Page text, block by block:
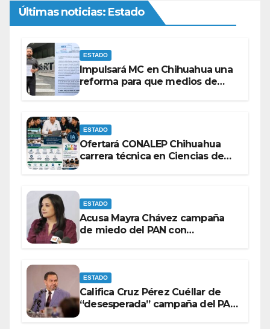
Últimas noticias: Estado
ESTADO
Impulsará MC en Chihuahua una
reforma para que medios de
ESTADO
Ofertará CONALEP Chihuahua
carrera técnica en Ciencias de
ESTADO
Acusa Mayra Chávez campaña
de miedo del PAN con
ESTADO
Califica Cruz Pérez Cuéllar de
“desesperada” campaña del PAN